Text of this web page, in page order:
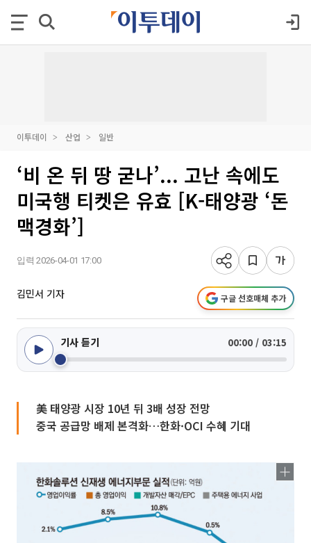
이투데이 산업 일반
‘비 온 뒤 땅 굳나’... 고난 속에도
미국행 티켓은 유효 [K-태양광 ‘돈
맥경화’]
입력 2026-04-01 17:00
김민서 기자 구글 선호매체 추가
기사 듣기 00:00 / 03:15
美 태양광 시장 10년 뒤 3배 성장 전망
중국 공급망 배제 본격화…한화·OCI 수혜 기대